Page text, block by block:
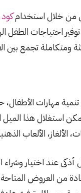
من خلال استخدام
احتياجات الطفل
ومتكاملة تجمع بين
مهارات
استغلال هذا
الألعاب
عند اختيار وشراء
من العروض